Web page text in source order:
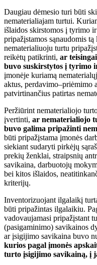
Daugiau dėmesio turi būti
nematerialiajam turtui.
išlaidos skirstomos į tyrimo
pripažįstamos sąnaudomis
nematerialiuoju turtu
reikėtų patikrinti, ar
buvo suskirstytos į tyrimo
įmonėje kuriamą
aktus, perdavimo–priėmimo
patvirtinančius patirtas
Peržiūrint nematerialiojo
įvertinti, ar nematerialiojo
buvo galima pripažinti
būti pripažįstama įmonės
siekiant sudaryti pirkėjų
prekių ženklai, straipsnių
savikaina, darbuotojų
bei kitos išlaidos,
kriterijų.
Inventorizuojant ilgalaikį
būti pripažintas ilgalaikiu.
vadovaujamasi pripažįstant
(pasigaminimo) savikainos
ar įsigijimo savikaina buvo
kurios pagal įmonės
turto įsigijimo savikainą, į